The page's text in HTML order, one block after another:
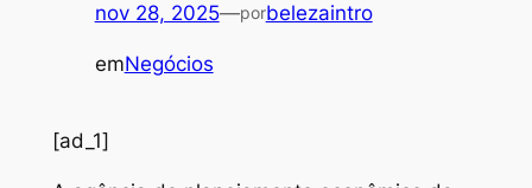
nov 28, 2025—porbelezaintro
emNegócios
[ad_1]